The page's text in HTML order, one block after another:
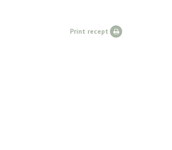
Print recept